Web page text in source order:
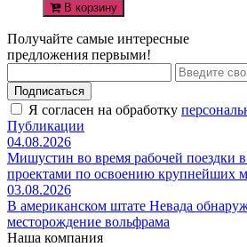
В корзину
Получайте самые интересные
предложения первыми!
Подписаться
Я согласен на обработку
Публикации
04.08.2026
Мишустин во время рабочей поездки
проектами по освоению крупнейших
03.08.2026
В американском штате Невада
месторождение вольфрама
Наша компания